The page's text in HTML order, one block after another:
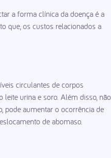
a forma clínica da doença é a
que, os custos relacionados a
circulantes de corpos
urina e soro. Além disso, não
pode aumentar o ocorrência de
de abomaso.